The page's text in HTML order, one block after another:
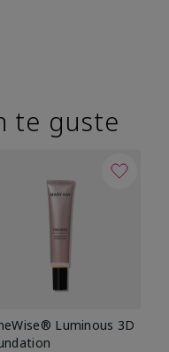
te guste
Luminous 3D